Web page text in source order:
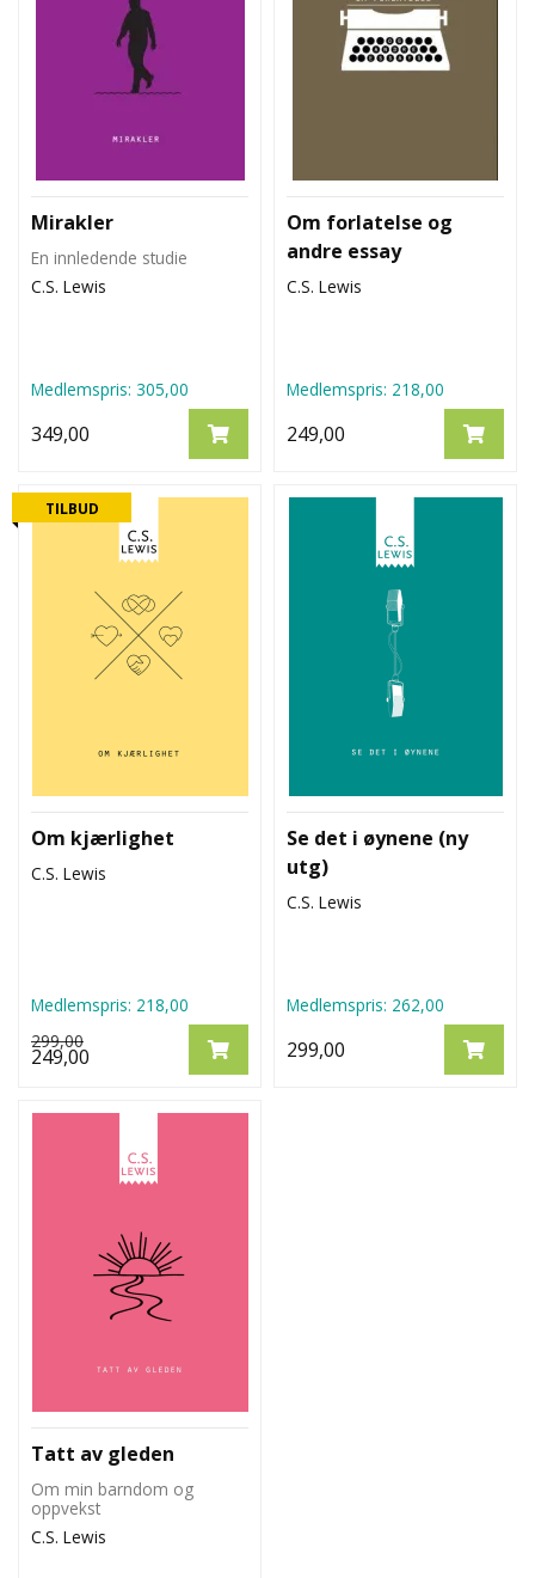
Mirakler
En innledende studie
C.S. Lewis
Medlemspris: 305,00
349,00
Om forlatelse og
andre essay
C.S. Lewis
Medlemspris: 218,00
249,00
TILBUD
Om kjærlighet
C.S. Lewis
Medlemspris: 218,00
299,00
249,00
Se det i øynene (ny
utg)
C.S. Lewis
Medlemspris: 262,00
299,00
Tatt av gleden
Om min barndom og
oppvekst
C.S. Lewis